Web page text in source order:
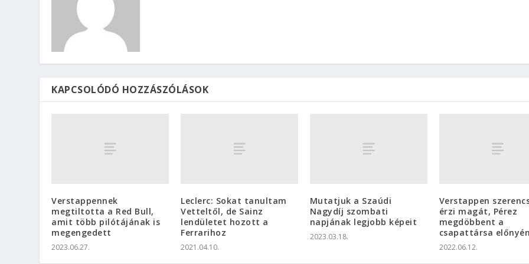
KAPCSOLÓDÓ HOZZÁSZÓLÁSOK
Verstappennek
megtiltotta a Red Bull,
amit több pilótájának is
megengedett
2023.06.27.
Leclerc: Sokat tanultam
Vetteltől, de Sainz
lendületet hozott a
Ferrarihoz
2021.04.10.
Mutatjuk a Szaúdi
Nagydíj szombati
napjának legjobb képeit
2023.03.18.
Verstappen
érzi magát, Pérez
megdöbbent a
csapattársa előnyén
2022.06.12.